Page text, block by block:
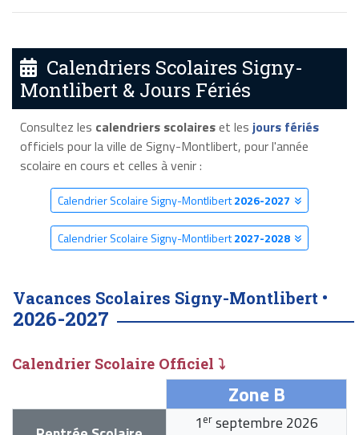
Calendriers Scolaires Signy-
Montlibert & Jours Fériés
Consultez les calendriers scolaireset les jours fériés
officiels pour la ville de Signy-Montlibert, pour l'année
scolaire en cours et celles à venir :
Calendrier Scolaire Signy-Montlibert2026-2027
Calendrier Scolaire Signy-Montlibert2027-2028
Vacances Scolaires Signy-Montlibert •
2026-2027
Calendrier Scolaire Officiel ⤵
Zone B
1 er septembre 2026